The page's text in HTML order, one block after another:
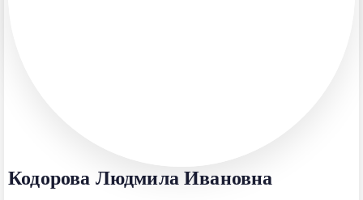
Кодорова Людмила Ивановна